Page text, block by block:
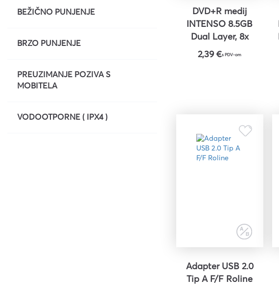
BEŽIČNO PUNJENJE
BRZO PUNJENJE
PREUZIMANJE POZIVA S
MOBITELA
VODOOTPORNE ( IPX4 )
DVD+R medij
INTENSO 8.5GB
Dual Layer, 8x
speed, Jewel Case,
2,39 €s PDV-om
Adapter USB 2.0
Tip A F/F Roline